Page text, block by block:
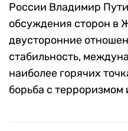
России Владимир
обсуждения сторон в
двусторонние
стабильность,
наиболее горячих
борьба с терроризмом